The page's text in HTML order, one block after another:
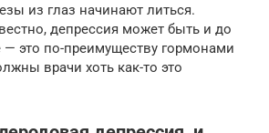
из глаз начинают литься.
депрессия может быть и до
это по-преимуществу гормонами
врачи хоть как-то это